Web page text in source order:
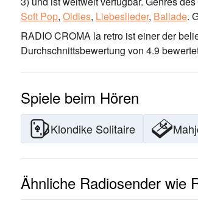
Soft Pop, Oldies, Liebeslieder, Ballade.
RADIO CROMA la retro ist einer der
Durchschnittsbewertung von 4.9
Spiele beim Hören
Klondike Solitaire
Ähnliche Radiosender wie